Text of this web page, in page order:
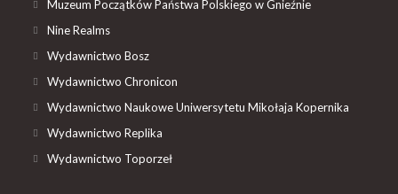
Muzeum Początków Państwa Polskiego w Gnieźnie
Nine Realms
Wydawnictwo Bosz
Wydawnictwo Chronicon
Wydawnictwo Naukowe Uniwersytetu Mikołaja Kopernika
Wydawnictwo Replika
Wydawnictwo Toporzeł